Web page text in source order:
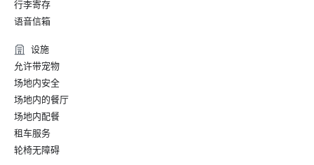
行李寄存
语音信箱
设施
允许带宠物
场地内安全
场地内的餐厅
场地内配餐
租车服务
轮椅无障碍